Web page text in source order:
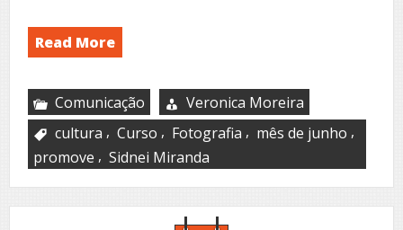
Read More
Comunicação
Veronica Moreira
cultura , Curso , Fotografia , mês de junho ,
promove , Sidnei Miranda